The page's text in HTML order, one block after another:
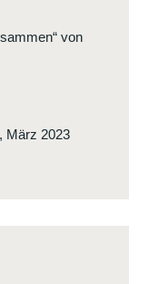
von
März 2023